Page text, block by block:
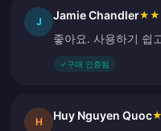
J Jamie Chandler★ ★
좋아요. 사용하기 쉽
✓구매 인증됨
H Huy Nguyen Quoc★